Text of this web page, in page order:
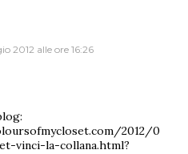
2012 alle ore 16:26
2012/0
vinci-la-collana.html?